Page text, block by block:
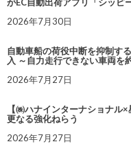
2026年7月30日
自動車船の荷役中断を抑制す
入 ～自力走行できない車両を
2026年7月27日
【㈱ハナインターナショナル
更なる強化ねらう
2026年7月27日